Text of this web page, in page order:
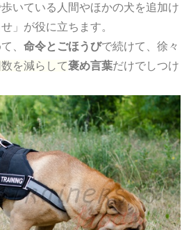
いている人間やほかの犬を追加け
」が役に立ちます。
、 命令とごほうびで続けて、徐々
を減らして褒め言葉だけでしつけ